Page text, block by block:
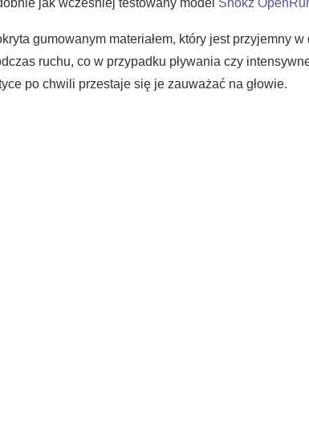
jak wcześniej testowany model Shokz
gumowanym materiałem, który jest
ruchu, co w przypadku pływania czy
po chwili przestaje się je zauważać na głowie.